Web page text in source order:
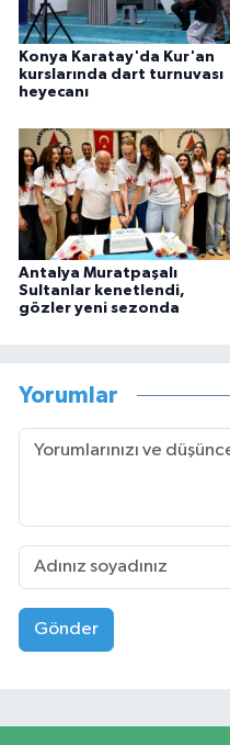
Konya Karatay'da Kur'an
kurslarında dart turnuvası
heyecanı
Antalya Muratpaşalı
Sultanlar kenetlendi,
gözler yeni sezonda
Yorumlar
Gönder